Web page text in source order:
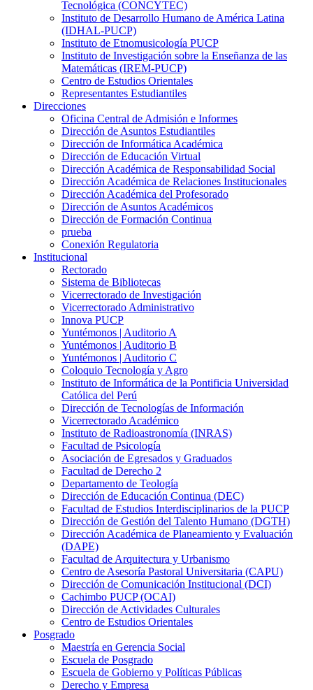
Tecnológica (CONCYTEC)
Instituto de Desarrollo Humano de América Latina
(IDHAL-PUCP)
Instituto de Etnomusicología PUCP
Instituto de Investigación sobre la Enseñanza de las
Matemáticas (IREM-PUCP)
Centro de Estudios Orientales
Representantes Estudiantiles
Direcciones
Oficina Central de Admisión e Informes
Dirección de Asuntos Estudiantiles
Dirección de Informática Académica
Dirección de Educación Virtual
Dirección Académica de Responsabilidad Social
Dirección Académica de Relaciones Institucionales
Dirección Académica del Profesorado
Dirección de Asuntos Académicos
Dirección de Formación Continua
prueba
Conexión Regulatoria
Institucional
Rectorado
Sistema de Bibliotecas
Vicerrectorado de Investigación
Vicerrectorado Administrativo
Innova PUCP
Yuntémonos | Auditorio A
Yuntémonos | Auditorio B
Yuntémonos | Auditorio C
Coloquio Tecnología y Agro
Instituto de Informática de la Pontificia Universidad
Católica del Perú
Dirección de Tecnologías de Información
Vicerrectorado Académico
Instituto de Radioastronomía (INRAS)
Facultad de Psicología
Asociación de Egresados y Graduados
Facultad de Derecho 2
Departamento de Teología
Dirección de Educación Continua (DEC)
Facultad de Estudios Interdisciplinarios de la PUCP
Dirección de Gestión del Talento Humano (DGTH)
Dirección Académica de Planeamiento y Evaluación
(DAPE)
Facultad de Arquitectura y Urbanismo
Centro de Asesoría Pastoral Universitaria (CAPU)
Dirección de Comunicación Institucional (DCI)
Cachimbo PUCP (OCAI)
Dirección de Actividades Culturales
Centro de Estudios Orientales
Posgrado
Maestría en Gerencia Social
Escuela de Posgrado
Escuela de Gobierno y Políticas Públicas
Derecho y Empresa